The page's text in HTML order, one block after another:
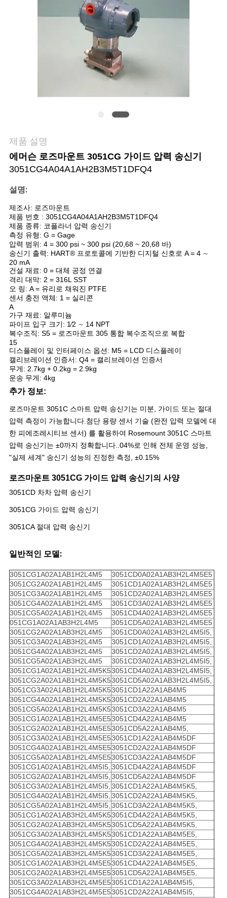
스
인
용
을
요
청
하
십
시
오
사
이
트
맵
개
인
정
보
호
정
책
제품 설명
에머슨 로즈마운트 3051CG 가이드 압력 송신기
3051CG4A04A1AH2B3M5T1DFQ4
설명:
제조사: 로즈마운트
제품 번호 : 3051CG4A04A1AH2B3M5T1DFQ4
제품 종류: 코플라너 압력 송신기
측정 유형: G = Gage
압력 범위: 4 = 300 psi ~ 300 psi (20,68 ~ 20,68 바)
송신기 출력: HART® 프로토콜에 기반한 디지털 신호로 A = 4 ∼
20 mA
건설 재료: 0 = 대체 공정 연결
격리 대막: 2 = 316L SST
오 링: A = 유리로 채워진 PTFE
센서 충전 액체: 1 = 실리콘
A
가구 재료: 알루미늄
파이프 입구 크기: 1⁄2 ∼ 14 NPT
복수조직: S5 = 로즈마운트 305 통합 복수조직으로 복합
15
디스플레이 및 인터페이스 옵션: M5 = LCD 디스플레이
캘리브레이션 인증서: Q4 = 캘리브레이션 인증서
무게: 2.7kg + 0.2kg = 2.9kg
운송 무게: 4kg
추가 정보:
로즈마운트 3051C 스마트 압력 송신기는 미분, 가이드 또는 절대
압력 측정이 가능합니다.첨단 용량 센서 기술 (완전 압력 모델에 대
한 피에조레시티브 센서) 를 활용하여 Rosemount 3051C 스마트
압력 송신기는 ±0까지 정확합니다..04%로 인해 전체 운영 성능,
"실제 세계" 송신기 성능의 진정한 측정, ±0.15%
로즈마운트 3051CG 가이드 압력 송신기의 사양
3051CD 차차 압력 송신기
3051CG 가이드 압력 송신기
3051CA 절대 압력 송신기
일반적인 모델:
3051CG1A02A1AB1H2L4M5
3051CD0A02A1AB3H2L4M5E5
3051CG2A02A1AB1H2L4M5
3051CD1A02A1AB3H2L4M5E5
3051CG3A02A1AB1H2L4M5
3051CD2A02A1AB3H2L4M5E5
3051CG4A02A1AB1H2L4M5
3051CD3A02A1AB3H2L4M5E5
3051CG5A02A1AB1H2L4M5
3051CD4A02A1AB3H2L4M5E5
051CG1A02A1AB3H2L4M5
3051CD5A02A1AB3H2L4M5E5
3051CG2A02A1AB3H2L4M5
3051CD0A02A1AB3H2L4M5I5,
3051CG3A02A1AB3H2L4M5
3051CD1A02A1AB3H2L4M5I5,
3051CG4A02A1AB3H2L4M5
3051CD2A02A1AB3H2L4M5I5,
3051CG5A02A1AB3H2L4M5
3051CD3A02A1AB3H2L4M5I5,
3051CG1A02A1AB1H2L4M5K53051CD4A02A1AB3H2L4M5I5,
3051CG2A02A1AB1H2L4M5K53051CD5A02A1AB3H2L4M5I5,
3051CG3A02A1AB1H2L4M5K53051CD1A22A1AB4M5
3051CG4A02A1AB1H2L4M5K53051CD2A22A1AB4M5
3051CG5A02A1AB1H2L4M5K53051CD3A22A1AB4M5
3051CG1A02A1AB1H2L4M5E53051CD4A22A1AB4M5
3051CG2A02A1AB1H2L4M5E53051CD5A22A1AB4M5,
3051CG3A02A1AB1H2L4M5E53051CD1A22A1AB4M5DF
3051CG4A02A1AB1H2L4M5E53051CD2A22A1AB4M5DF
3051CG5A02A1AB1H2L4M5E53051CD3A22A1AB4M5DF
3051CG1A02A1AB1H2L4M5I5,3051CD4A22A1AB4M5DF
3051CG2A02A1AB1H2L4M5I5,3051CD5A22A1AB4M5DF
3051CG3A02A1AB1H2L4M5I5,3051CD1A22A1AB4M5K5,
3051CG4A02A1AB1H2L4M5I5,3051CD2A22A1AB4M5K5,
3051CG5A02A1AB1H2L4M5I5,3051CD3A22A1AB4M5K5,
3051CG1A02A1AB3H2L4M5K53051CD4A22A1AB4M5K5,
3051CG2A02A1AB3H2L4M5K53051CD5A22A1AB4M5K5,
3051CG3A02A1AB3H2L4M5K53051CD1A22A1AB4M5E5,
3051CG4A02A1AB3H2L4M5K53051CD2A22A1AB4M5E5,
3051CG5A02A1AB3H2L4M5K53051CD3A22A1AB4M5E5,
3051CG1A02A1AB3H2L4M5E53051CD4A22A1AB4M5E5,
3051CG2A02A1AB3H2L4M5E53051CD5A22A1AB4M5E5,
3051CG3A02A1AB3H2L4M5E53051CD1A22A1AB4M5I5,
3051CG4A02A1AB3H2L4M5E53051CD2A22A1AB4M5I5,